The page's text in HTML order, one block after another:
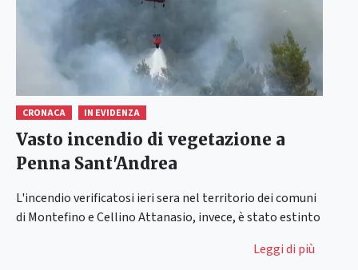
CRONACA IN EVIDENZA
Vasto incendio di vegetazione a
Penna Sant'Andrea
L'incendio verificatosi ieri sera nel territorio dei comuni
di Montefino e Cellino Attanasio, invece, è stato estinto
Leggi di più